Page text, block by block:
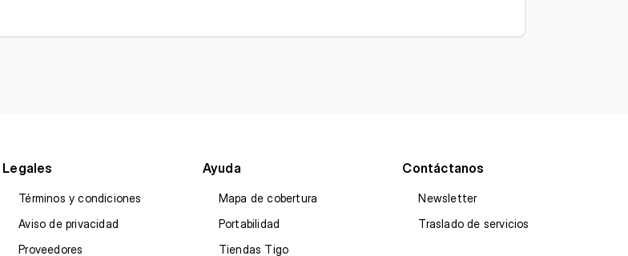
Legales
Términos y condiciones
Aviso de privacidad
Proveedores
Ayuda
Mapa de cobertura
Portabilidad
Tiendas Tigo
Contáctanos
Newsletter
Traslado de servicios